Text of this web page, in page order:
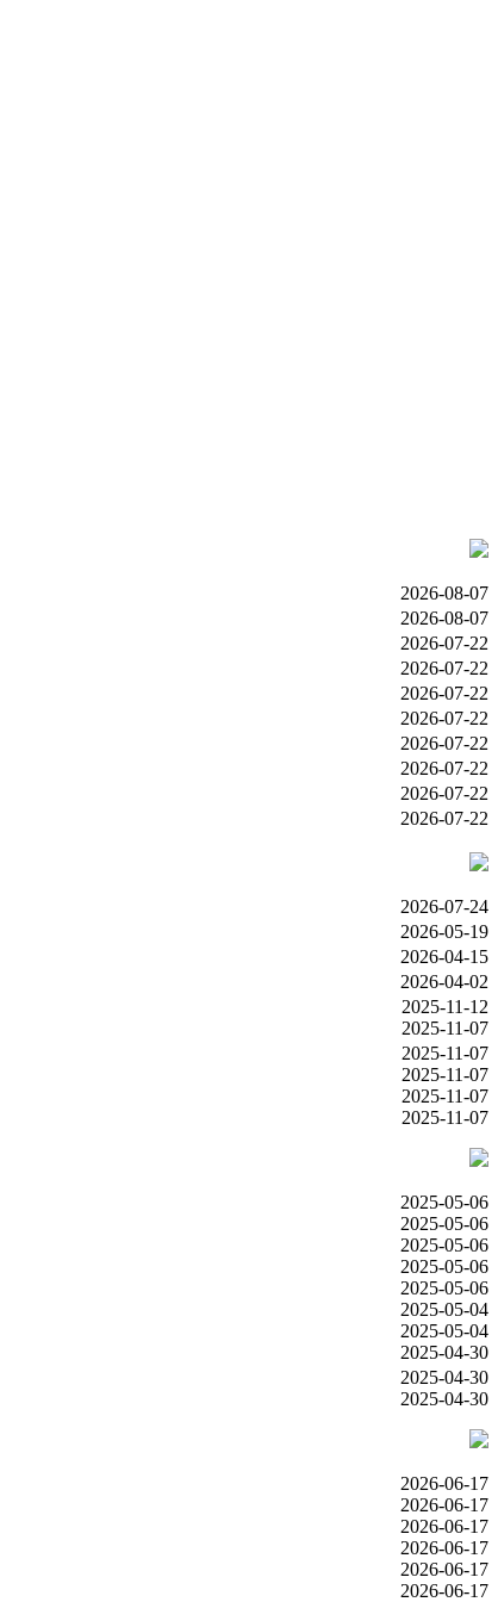
2026-08-07
2026-08-07
2026-07-22
2026-07-22
2026-07-22
2026-07-22
2026-07-22
2026-07-22
2026-07-22
2026-07-22
2026-07-24
2026-05-19
2026-04-15
2026-04-02
2025-11-12
2025-11-07
2025-11-07
2025-11-07
2025-11-07
2025-11-07
2025-05-06
2025-05-06
2025-05-06
2025-05-06
2025-05-06
2025-05-04
2025-05-04
2025-04-30
2025-04-30
2025-04-30
2026-06-17
2026-06-17
2026-06-17
2026-06-17
2026-06-17
2026-06-17